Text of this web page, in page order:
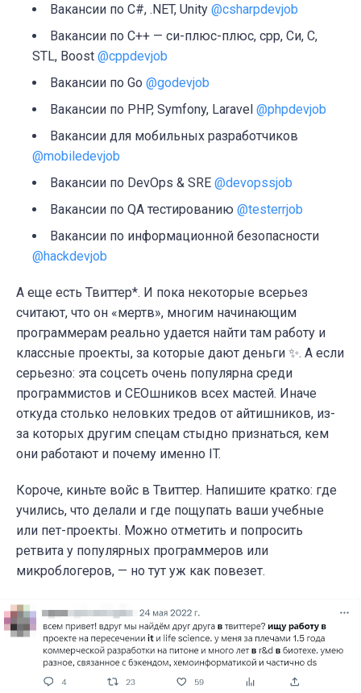
Вакансии по C#, .NET, Unity @csharpdevjob
Вакансии по C++ — си-плюс-плюс, cpp, Си, C,
STL, Boost @cppdevjob
Вакансии по Go @godevjob
Вакансии по PHP, Symfony, Laravel @phpdevjob
Вакансии для мобильных разработчиков
@mobiledevjob
Вакансии по DevOps & SRE @devopssjob
Вакансии по QA тестированию @testerrjob
Вакансии по информационной безопасности
@hackdevjob
А еще есть Твиттер*. И пока некоторые всерьез
считают, что он «мертв», многим начинающим
программерам реально удается найти там работу и
классные проекты, за которые дают деньги ✨. А если
серьезно: эта соцсеть очень популярна среди
программистов и СЕОшников всех мастей. Иначе
откуда столько неловких тредов от айтишников, из-
за которых другим спецам стыдно признаться, кем
они работают и почему именно IT.
Короче, киньте войс в Твиттер. Напишите кратко: где
учились, что делали и где пощупать ваши учебные
или пет-проекты. Можно отметить и попросить
ретвита у популярных программеров или
микроблогеров, — но тут уж как повезет.